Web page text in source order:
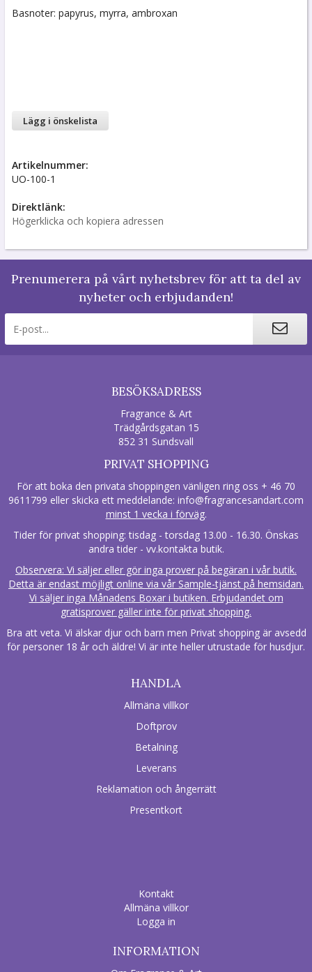
Basnoter: papyrus, myrra, ambroxan
Lägg i önskelista
Artikelnummer:
UO-100-1
Direktlänk:
Högerklicka och kopiera adressen
Prenumerera på vårt nyhetsbrev för att ta del av
nyheter och erbjudanden!
BESÖKSADRESS
Fragrance & Art
Trädgårdsgatan 15
852 31 Sundsvall
PRIVAT SHOPPING
För att boka den privata shoppingen vänligen ring oss + 46 70
9611799 eller skicka ett meddelande: info@fragrancesandart.com
minst 1 vecka i förväg.
Tider för privat shopping: tisdag - torsdag 13.00 - 16.30. Önskas
andra tider - vv.kontakta butik.
Observera: Vi säljer eller gör inga prover på begäran i vår butik.
Detta är endast möjligt online via vår Sample-tjänst på hemsidan.
Vi säljer inga Månadens Boxar i butiken. Erbjudandet om
gratisprover gäller inte för privat shopping.
Bra att veta. Vi älskar djur och barn men Privat shopping är avsedd
för personer 18 år och äldre! Vi är inte heller utrustade för husdjur.
HANDLA
Allmäna villkor
Doftprov
Betalning
Leverans
Reklamation och ångerrätt
Presentkort
Kontakt
Allmäna villkor
Logga in
INFORMATION